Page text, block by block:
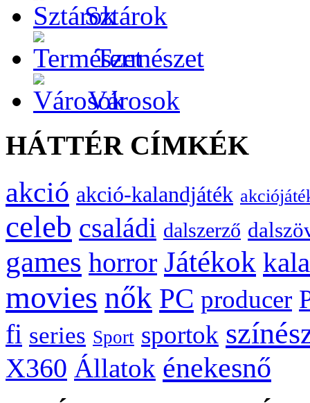
Sztárok
Természet
Városok
HÁTTÉR CÍMKÉK
akció akció-kalandjáték
celeb családi dalszerző
games horror Játékok
movies nők PC producer
fi series Sport sportok
X360 Állatok énekesnő